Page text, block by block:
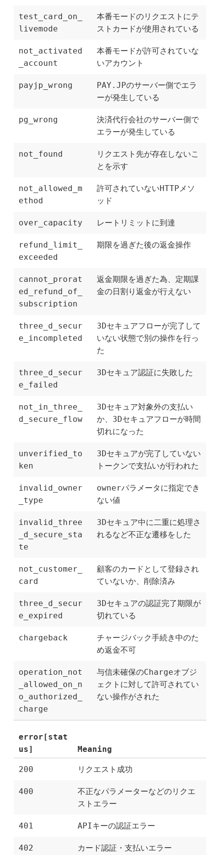
test_card_on_
livemode
本番モードのリクエストにテ
ストカードが使用されている
not_activated
_account
本番モードが許可されていな
いアカウント
payjp_wrong
PAY.JPのサーバー側でエラ
ーが発生している
pg_wrong
決済代行会社のサーバー側で
エラーが発生している
not_found
リクエスト先が存在しないこ
とを示す
not_allowed_m
ethod
許可されていないHTTPメソ
ッド
over_capacity レートリミットに到達
refund_limit_
exceeded
期限を過ぎた後の返金操作
cannot_prorat
ed_refund_of_
subscription
返金期限を過ぎた為、定期課
金の日割り返金が行えない
three_d_secur
e_incompleted
3Dセキュアフローが完了して
いない状態で別の操作を行っ
た
three_d_secur
e_failed
3Dセキュア認証に失敗した
not_in_three_
d_secure_flow
3Dセキュア対象外の支払い
か、3Dセキュアフローが時間
切れになった
unverified_to
ken
3Dセキュアが完了していない
トークンで支払いが行われた
invalid_owner
_type
ownerパラメータに指定でき
ない値
invalid_three
_d_secure_sta
te
3Dセキュア中に二重に処理さ
れるなど不正な遷移をした
not_customer_
card
顧客のカードとして登録され
ていないか、削除済み
three_d_secur
e_expired
3Dセキュアの認証完了期限が
切れている
chargeback
チャージバック手続き中のた
め返金不可
operation_not
_allowed_on_n
o_authorized_
charge
与信未確保のChargeオブジ
ェクトに対して許可されてい
ない操作がされた
error[stat
us]
Meaning
200 リクエスト成功
400
不正なパラメーターなどのリクエ
ストエラー
401 APIキーの認証エラー
402 カード認証・支払いエラー